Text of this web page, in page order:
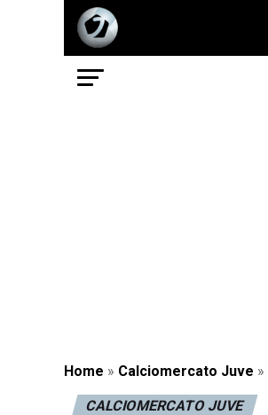
Home » Calciomercato Juve »
CALCIOMERCATO JUVE